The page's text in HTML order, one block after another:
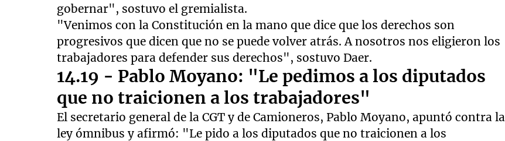
gobernar", sostuvo el gremialista.
"Venimos con la Constitución en la mano que dice que los derechos son
progresivos que dicen que no se puede volver atrás. A nosotros nos eligieron los
trabajadores para defender sus derechos", sostuvo Daer.
14.19 - Pablo Moyano: "Le pedimos a los diputados
que no traicionen a los trabajadores"
El secretario general de la CGT y de Camioneros, Pablo Moyano, apuntó contra la
ley ómnibus y afirmó: "Le pido a los diputados que no traicionen a los